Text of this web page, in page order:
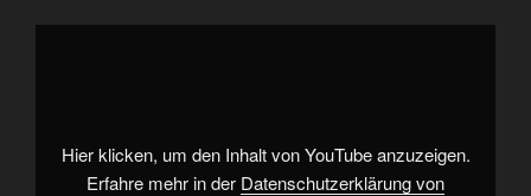
„Flavio
Bounce
Hier klicken, um den Inhalt von YouTube anzuzeigen.
Erfahre mehr in der Datenschutzerklärung von